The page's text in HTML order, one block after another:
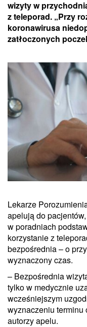
wizyty w
z teleporad. „Przy
koronawirusa
zatłoczonych
Lekarze
apelują do
w poradniach
korzystanie z
bezpośrednia – o
wyznaczony czas.
– Bezpośrednia
tylko w medycznie
wcześniejszym
wyznaczeniu terminu
autorzy apelu.